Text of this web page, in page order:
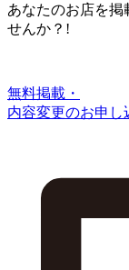
あなたのお店を掲
せんか？!
無料掲載・
内容変更のお申し